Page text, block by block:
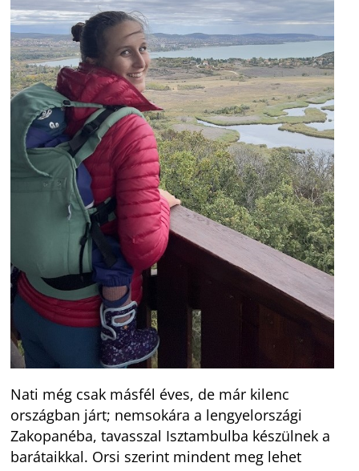
Nati még csak másfél éves, de már kilenc
országban járt; nemsokára a lengyelországi
Zakopanéba, tavasszal Isztambulba készülnek a
barátaikkal. Orsi szerint mindent meg lehet